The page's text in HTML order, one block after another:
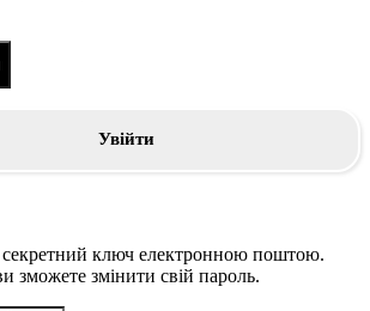
Увійти
ключ електронною поштою.
зможете змінити свій пароль.